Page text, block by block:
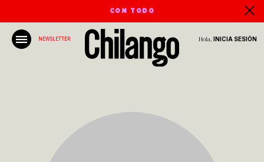
CON TODO
NEWSLETTER Hola, INICIA SESIÓN